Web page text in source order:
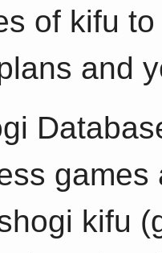
of kifu
and
kifu